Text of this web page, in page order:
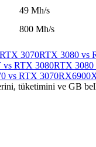
49 Mh/s
800 Mh/s
3070RTX 3080 vs
RTX 3080RTX 3080
vs RTX 3070
tüketimini ve GB